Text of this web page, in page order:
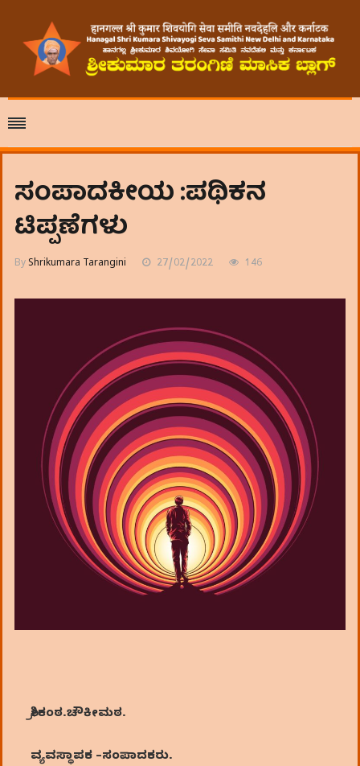
ಸಂಪಾದಕೀಯ :ಪಥಿಕನ
ಟಿಪ್ಪಣೆಗಳು
By Shrikumara Tarangini 27/02/2022 146
ಶ್ರೀಕಂಠ.ಚೌಕೀಮಠ.
ವ್ಯವಸ್ಥಾಪಕ –ಸಂಪಾದಕರು.